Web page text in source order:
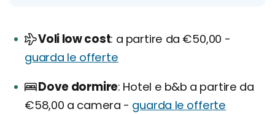
Voli low cost a partire da €50,00 -
guarda le offerte
Dove dormire Hotel e b&b a partire da
€58,00 a camera - guarda le offerte